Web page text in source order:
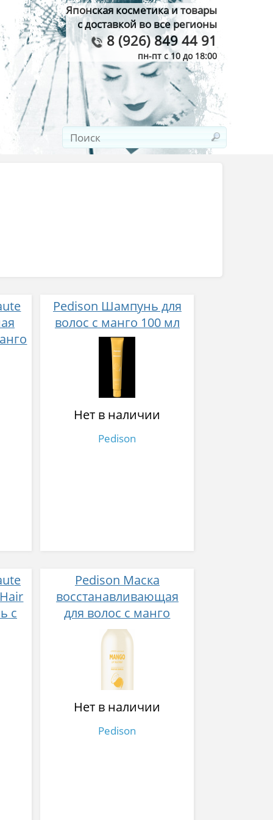
Японская косметика и товары
с доставкой во все регионы
8 (926) 849 44 91
пн-пт с 10 до 18:00
Pedison Шампунь для
волос с манго 100 мл
Нет в наличии
Pedison
с
Pedison Маска
восстанавливающая
для волос с манго
Institut-beaute mango
rich LPP treatment 500
мл
Нет в наличии
Pedison